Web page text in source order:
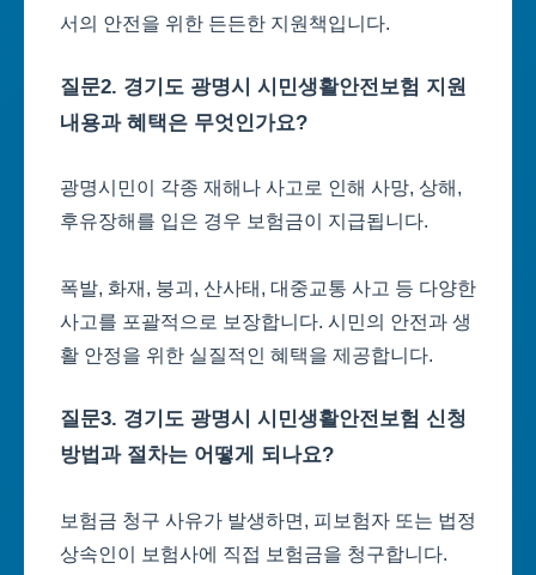
서의 안전을 위한 든든한 지원책입니다.
질문2. 경기도 광명시 시민생활안전보험 지원
내용과 혜택은 무엇인가요?
광명시민이 각종 재해나 사고로 인해 사망, 상해,
후유장해를 입은 경우 보험금이 지급됩니다.
폭발, 화재, 붕괴, 산사태, 대중교통 사고 등 다양한
사고를 포괄적으로 보장합니다. 시민의 안전과 생
활 안정을 위한 실질적인 혜택을 제공합니다.
질문3. 경기도 광명시 시민생활안전보험 신청
방법과 절차는 어떻게 되나요?
보험금 청구 사유가 발생하면, 피보험자 또는 법정
상속인이 보험사에 직접 보험금을 청구합니다.